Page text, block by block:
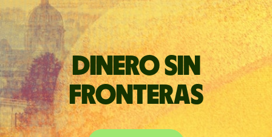
Dinero sin
fronteras